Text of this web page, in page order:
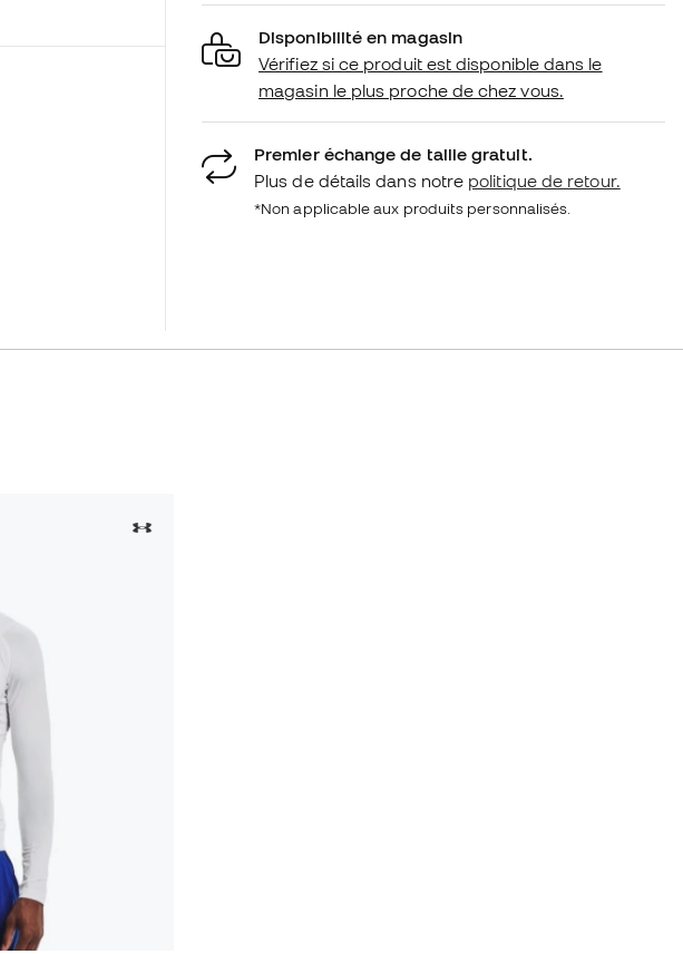
Disponibilité en magasin
Vérifiez si ce produit est disponible dans le
magasin le plus proche de chez vous.
Premier échange de taille gratuit.
Plus de détails dans notre politique de retour.
*Non applicable aux produits personnalisés.